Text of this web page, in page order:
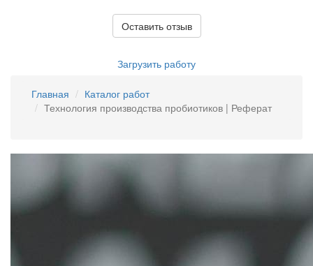
Оставить отзыв
Загрузить работу
Главная
Каталог работ
Технология производства пробиотиков | Реферат